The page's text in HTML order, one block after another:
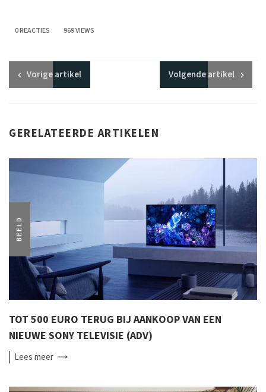
0 REACTIES 969 VIEWS
Vorigeartikel Volgendeartikel
GERELATEERDE ARTIKELEN
BEELD
TOT 500 EURO TERUG BIJ AANKOOP VAN EEN
NIEUWE SONY TELEVISIE (ADV)
Leesmeer